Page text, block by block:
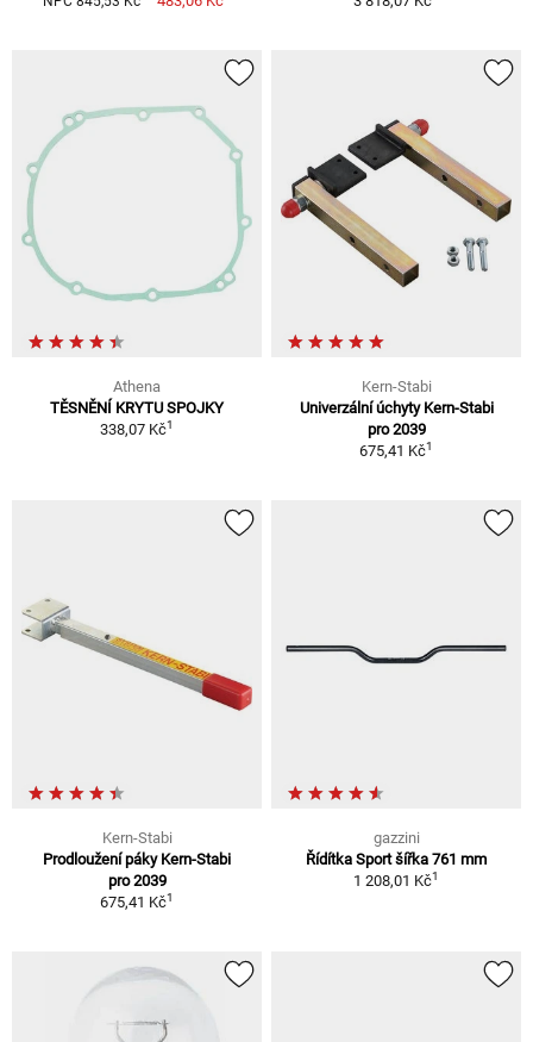
Athena
TĚSNĚNÍ KRYTU SPOJKY
338,07 Kč1
Kern-Stabi
Univerzální úchyty Kern-Stabi
pro 2039
675,41 Kč1
Kern-Stabi
Prodloužení páky Kern-Stabi
pro 2039
675,41 Kč1
gazzini
Řídítka Sport šířka 761 mm
1 208,01 Kč1